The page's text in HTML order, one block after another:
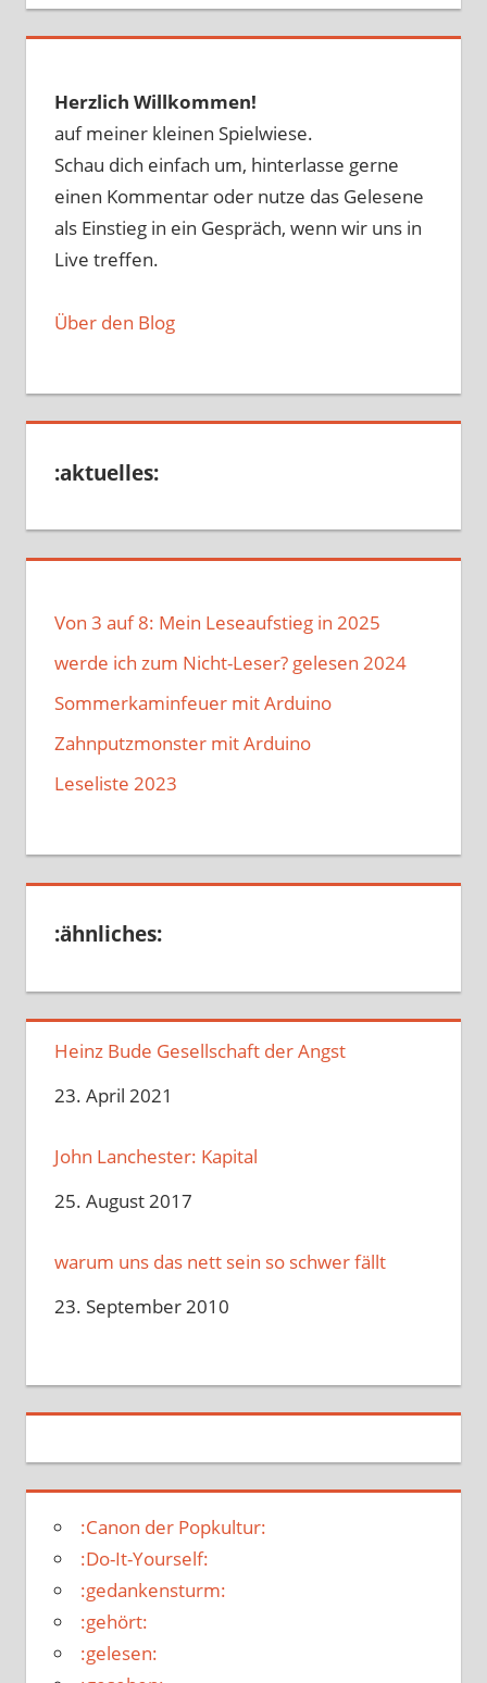
Herzlich Willkommen!
auf meiner kleinen Spielwiese.
Schau dich einfach um, hinterlasse gerne
einen Kommentar oder nutze das Gelesene
als Einstieg in ein Gespräch, wenn wir uns in
Live treffen.
Über den Blog
:aktuelles:
Von 3 auf 8: Mein Leseaufstieg in 2025
werde ich zum Nicht-Leser? gelesen 2024
Sommerkaminfeuer mit Arduino
Zahnputzmonster mit Arduino
Leseliste 2023
:ähnliches:
Heinz Bude Gesellschaft der Angst
Datum
23. April 2021
John Lanchester: Kapital
Datum
25. August 2017
warum uns das nett sein so schwer fällt
Datum
23. September 2010
:Canon der Popkultur:
:Do-It-Yourself:
:gedankensturm:
:gehört:
:gelesen: